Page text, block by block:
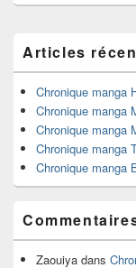
principale
de
widget
pour
barre
latérale
Articles
Chronique manga
Chronique manga
Chronique manga
Chronique manga
Chronique manga
Zaouiya dans